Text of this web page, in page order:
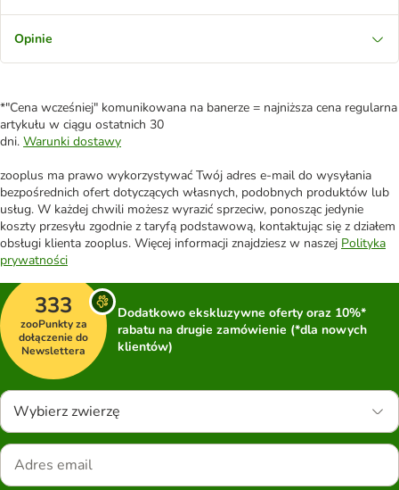
Opinie
*"Cena wcześniej" komunikowana na banerze = najniższa cena regularna
artykułu w ciągu ostatnich 30
dni. Warunki dostawy
zooplus ma prawo wykorzystywać Twój adres e-mail do wysyłania
bezpośrednich ofert dotyczących własnych, podobnych produktów lub
usług. W każdej chwili możesz wyrazić sprzeciw, ponosząc jedynie
koszty przesyłu zgodnie z taryfą podstawową, kontaktując się z działem
obsługi klienta zooplus. Więcej informacji znajdziesz w naszej Polityka
prywatności
333
zooPunkty za
dołączenie do
Newslettera
Dodatkowo ekskluzywne oferty oraz 10%*
rabatu na drugie zamówienie (*dla nowych
klientów)
Wybierz zwierzę